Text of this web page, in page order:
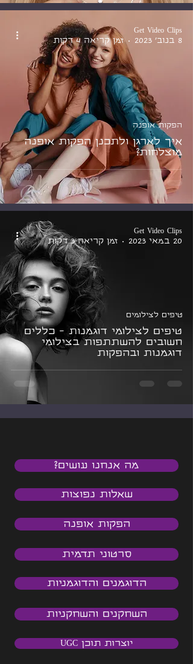
איך לארגן ולתכנן הפקות אופנה
מוצלחות?
הפקות אופנה
Get Video Clips
8 בנוב׳ 2023
זמן קריאה 4 דקות
טיפים לצילומי דוגמנות - כללים
חשובים להשתתפות בצילומי
דוגמנות ובהפקות
טיפים לצילומים
Get Video Clips
20 במאי 2023
זמן קריאה 3 דקות
מה אנחנו עושים?
שאלות נפוצות
הפקות אופנה
סרטוני תדמית
הדוגמנים והדוגמניות
השחקנים והשחקניות
יוצרות תוכן UGC